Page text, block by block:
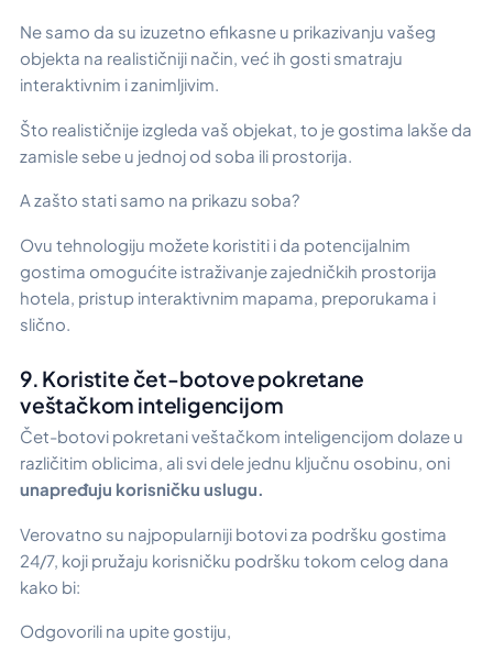
Ne samo da su izuzetno efikasne u prikazivanju vašeg
objekta na realističniji način, već ih gosti smatraju
interaktivnim i zanimljivim.
Što realističnije izgleda vaš objekat, to je gostima lakše da
zamisle sebe u jednoj od soba ili prostorija.
A zašto stati samo na prikazu soba?
Ovu tehnologiju možete koristiti i da potencijalnim
gostima omogućite istraživanje zajedničkih prostorija
hotela, pristup interaktivnim mapama, preporukama i
slično.
9. Koristite čet-botove pokretane
veštačkom inteligencijom
Čet-botovi pokretani veštačkom inteligencijom dolaze u
različitim oblicima, ali svi dele jednu ključnu osobinu, oni
unapređuju korisničku uslugu.
Verovatno su najpopularniji botovi za podršku gostima
24/7, koji pružaju korisničku podršku tokom celog dana
kako bi:
Odgovorili na upite gostiju,